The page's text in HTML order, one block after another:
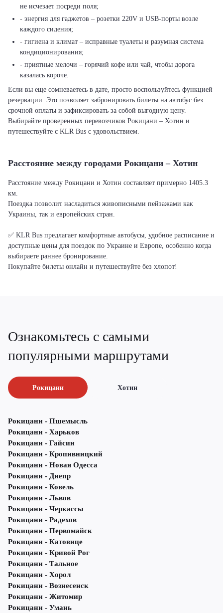
не исчезает посреди поля;
- энергия для гаджетов – розетки 220V и USB-порты возле
каждого сидения;
- гигиена и климат – исправные туалеты и разумная система
кондиционирования;
- приятные мелочи – горячий кофе или чай, чтобы дорога
казалась короче.
Если вы еще сомневаетесь в дате, просто воспользуйтесь функцией
резервации. Это позволяет забронировать билеты на автобус без
срочной оплаты и зафиксировать за собой выгодную цену.
Выбирайте проверенных перевозчиков Рокицани – Хотин и
путешествуйте с KLR Bus с удовольствием.
Расстояние между городами Рокицани – Хотин
Расстояние между Рокицани и Хотин составляет примерно 1405.3
км.
Поездка позволит насладиться живописными пейзажами как
Украины, так и европейских стран.
✅ KLR Bus предлагает комфортные автобусы, удобное расписание и
доступные цены для поездок по Украине и Европе, особенно когда
выбираете раннее бронирование.
Покупайте билеты онлайн и путешествуйте без хлопот!
Ознакомьтесь с самыми
популярными маршрутами
Рокицани Хотин
Рокицани - Пшемысль
Рокицани - Харьков
Рокицани - Гайсин
Рокицани - Кропивницкий
Рокицани - Новая Одесса
Рокицани - Днепр
Рокицани - Ковель
Рокицани - Львов
Рокицани - Черкассы
Рокицани - Радехов
Рокицани - Первомайск
Рокицани - Катовице
Рокицани - Кривой Рог
Рокицани - Тальное
Рокицани - Хорол
Рокицани - Вознесенск
Рокицани - Житомир
Рокицани - Умань